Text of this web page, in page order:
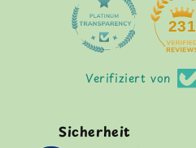
231
Verifiziert von
Sicherheit